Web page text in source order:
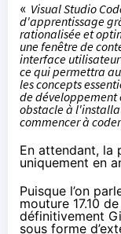
« Visual Studio
d'apprentissage
rationalisée et
une fenêtre de
interface
ce qui permettra
les concepts
de développement
obstacle à
commencer à
En attendant, la
uniquement en
Puisque l’on
mouture 17.10 de
définitivement
sous forme